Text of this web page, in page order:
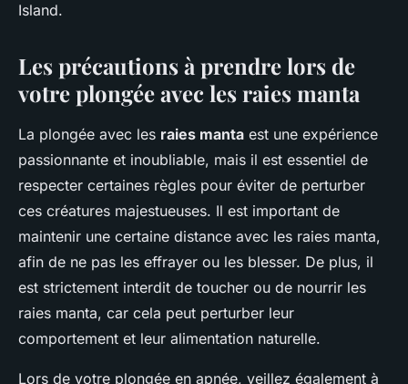
Island.
Les précautions à prendre lors de
votre plongée avec les raies manta
La plongée avec les raies manta est une expérience
passionnante et inoubliable, mais il est essentiel de
respecter certaines règles pour éviter de perturber
ces créatures majestueuses. Il est important de
maintenir une certaine distance avec les raies manta,
afin de ne pas les effrayer ou les blesser. De plus, il
est strictement interdit de toucher ou de nourrir les
raies manta, car cela peut perturber leur
comportement et leur alimentation naturelle.
Lors de votre plongée en apnée, veillez également à